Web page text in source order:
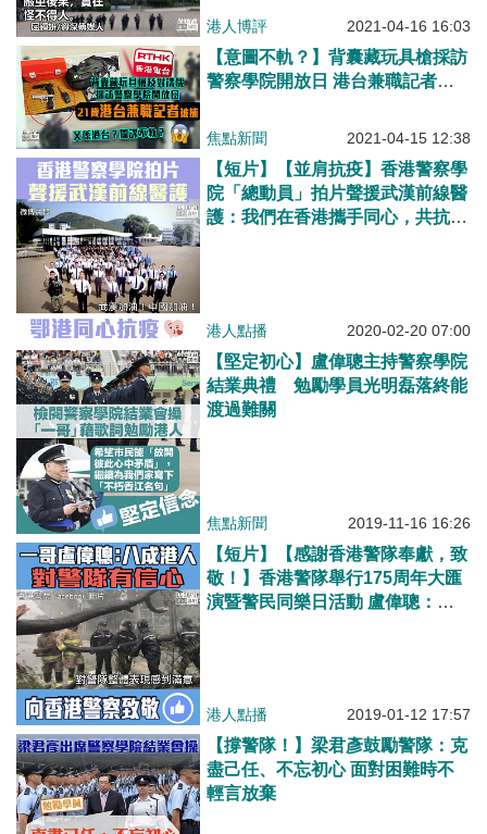
港人博評 2021-04-16 16:03
【意圖不軌？】背囊藏玩具槍採訪
警察學院開放日 港台兼職記者被
焦點新聞 2021-04-15 12:38
【短片】【並肩抗疫】香港警察學
院「總動員」拍片聲援武漢前線醫
護：我們在香港攜手同心，共抗疫
港人點播 2020-02-20 07:00
【堅定初心】盧偉聰主持警察學院
結業典禮 勉勵學員光明磊落終能
渡過難關
焦點新聞 2019-11-16 16:26
【短片】【感謝香港警隊奉獻，致
敬！】香港警隊舉行175周年大匯
演暨警民同樂日活動 盧偉聰：八
港人點播 2019-01-12 17:57
【撐警隊！】梁君彥鼓勵警隊：克
盡己任、不忘初心 面對困難時不
輕言放棄